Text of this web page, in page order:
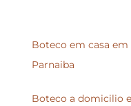
Boteco em casa em
Parnaiba
Boteco a domicilio